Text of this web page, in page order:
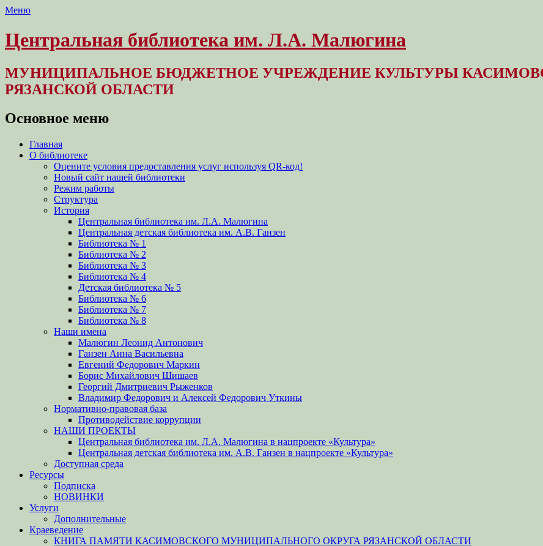
Меню
Центральная библиотека им. Л.А. Малюгина
МУНИЦИПАЛЬНОЕ БЮДЖЕТНОЕ УЧРЕЖДЕНИЕ КУЛЬТУРЫ
РЯЗАНСКОЙ ОБЛАСТИ
Основное меню
Перейти
содержимому
Главная
О библиотеке
Оцените условия предоставления услуг используя QR-код!
Новый сайт нашей библиотеки
Режим работы
Структура
История
Центральная библиотека им. Л.А. Малюгина
Центральная детская библиотека им. А.В. Ганзен
Библиотека № 1
Библиотека № 2
Библиотека № 3
Библиотека № 4
Детская библиотека № 5
Библиотека № 6
Библиотека № 7
Библиотека № 8
Наши имена
Малюгин Леонид Антонович
Ганзен Анна Васильевна
Евгений Федорович Маркин
Борис Михайлович Шишаев
Георгий Дмитриевич Рыженков
Владимир Федорович и Алексей Федорович Уткины
Нормативно-правовая база
Противодействие коррупции
НАШИ ПРОЕКТЫ
Центральная библиотека им. Л.А. Малюгина в нацпроекте «Культура»
Центральная детская библиотека им. А.В. Ганзен в нацпроекте «Культура»
Доступная среда
Ресурсы
Подписка
НОВИНКИ
Услуги
Дополнительные
Краеведение
КНИГА ПАМЯТИ КАСИМОВСКОГО МУНИЦИПАЛЬНОГО ОКРУГА РЯЗАНСКОЙ ОБЛАСТИ